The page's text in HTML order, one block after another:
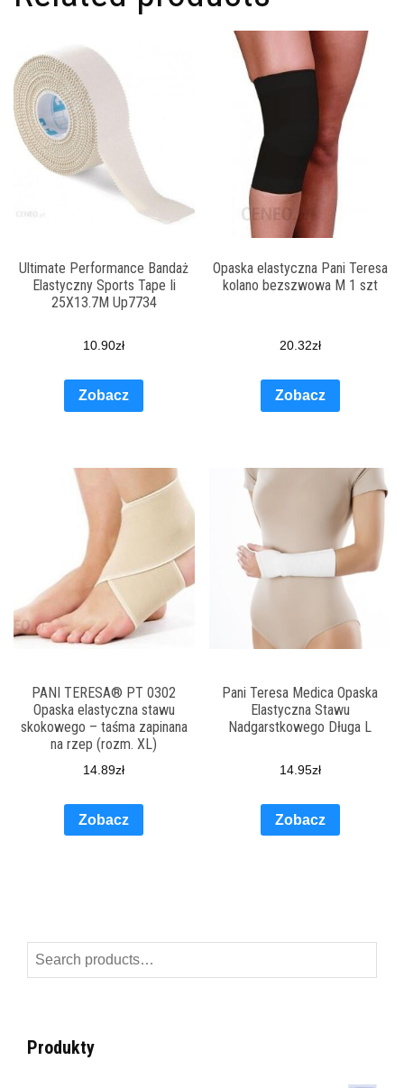
Ultimate Performance Bandaż
Elastyczny Sports Tape Ii
25X13.7M Up7734
10.90zł
Zobacz
Opaska elastyczna Pani Teresa
kolano bezszwowa M 1 szt
20.32zł
Zobacz
PANI TERESA® PT 0302
Opaska elastyczna stawu
skokowego – taśma zapinana
na rzep (rozm. XL)
14.89zł
Zobacz
Pani Teresa Medica Opaska
Elastyczna Stawu
Nadgarstkowego Długa L
14.95zł
Zobacz
Search
for:
Produkty